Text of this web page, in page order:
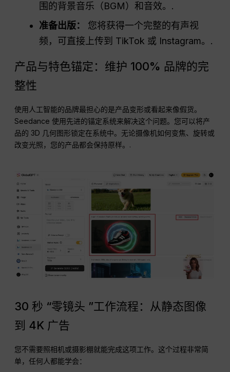
围的背景音乐（BGM）和音效。.
准备出版：
您将获得一个完整的有声视
频，可直接上传到 TikTok 或 Instagram。.
产品与特色锚定：维护 100% 品牌的完
整性
使用人工智能的品牌最担心的是产品变形或看起来像假货。
Seedance 使用先进的锚定系统来解决这个问题。您可以将产
品的 3D 几何图形锁定在系统中。无论摄像机如何变焦、旋转或
改变光照，您的产品都会保持原样。.
30 秒 “零镜头 ”工作流程：从静态图像
到 4K 广告
您不需要照相机或摄影棚就能完成这项工作。这个过程非常简
单，任何人都能学会：